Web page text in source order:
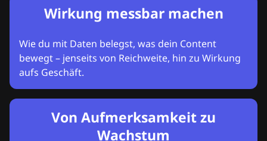
Wirkung messbar machen
Wie du mit Daten belegst, was dein Content
bewegt – jenseits von Reichweite, hin zu Wirkung
aufs Geschäft.
Von Aufmerksamkeit zu
Wachstum